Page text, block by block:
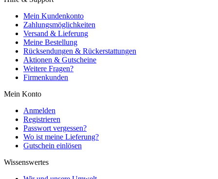
Mein Kundenkonto
Zahlungsmöglichkeiten
Versand & Lieferung
Meine Bestellung
Rücksendungen & Rückerstattungen
Aktionen & Gutscheine
Weitere Fragen?
Firmenkunden
Mein Konto
Anmelden
Registrieren
Passwort vergessen?
Wo ist meine Lieferung?
Gutschein einlösen
Wissenswertes